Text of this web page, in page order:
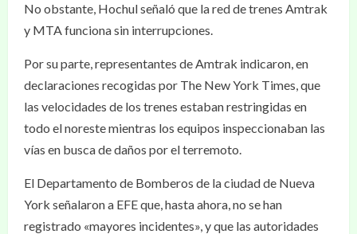
No obstante, Hochul señaló que la red de trenes Amtrak
y MTA funciona sin interrupciones.
Por su parte, representantes de Amtrak indicaron, en
declaraciones recogidas por The New York Times, que
las velocidades de los trenes estaban restringidas en
todo el noreste mientras los equipos inspeccionaban las
vías en busca de daños por el terremoto.
El Departamento de Bomberos de la ciudad de Nueva
York señalaron a EFE que, hasta ahora, no se han
registrado «mayores incidentes», y que las autoridades